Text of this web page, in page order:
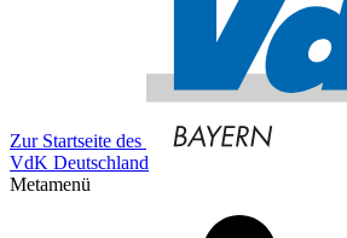
Zur Startseite des
VdK Deutschland
Metamenü